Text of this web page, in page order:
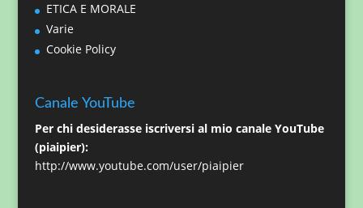
ETICA E MORALE
Varie
Cookie Policy
Canale YouTube
Per chi desiderasse iscriversi al mio canale YouTube
(piaipier):
http://www.youtube.com/user/piaipier